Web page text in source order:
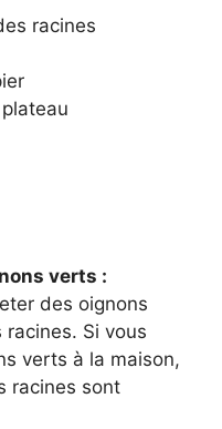
racines
verts :
des oignons
Si vous
verts à la maison,
racines sont